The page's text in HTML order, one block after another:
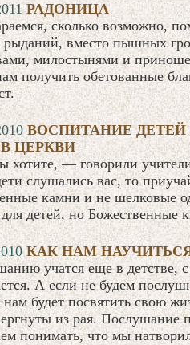
РАДОНИЦА
сколько возможно,
рыданий, вместо пышных
милостынями и
получить обетованные
ВОСПИТАНИЕ
ЦЕРКВИ
хотите, — говорили
слушались вас, то
камни и не шелковые
детей, но Божественные
КАК НАМ
учатся еще в детстве,
А если не будем
нам будет посвятить свою
из рая. Послушание
понимать, что мы